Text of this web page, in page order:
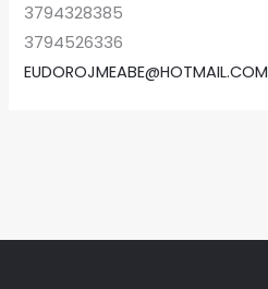
3794328385
3794526336
EUDOROJMEABE@HOTMAIL.COM